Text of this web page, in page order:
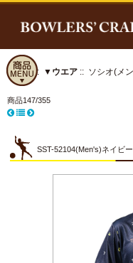
ホーム:: ▼ウエア :: ソシオ(メ
商品147/355
SST-52104(Men's)ネイビ